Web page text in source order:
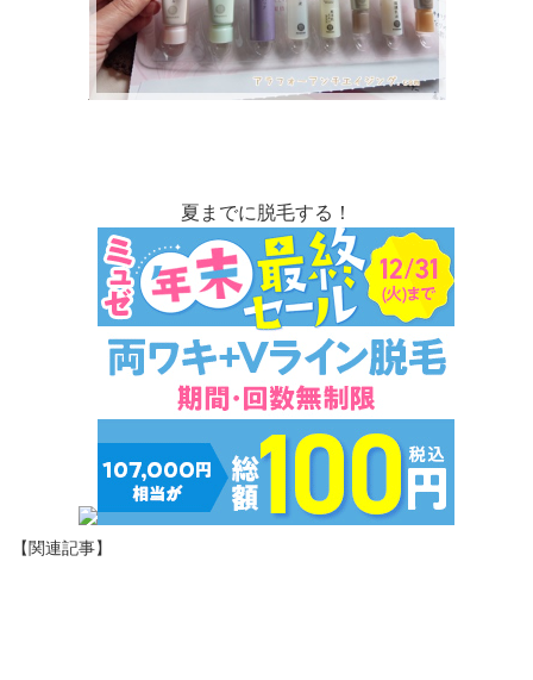
夏までに脱毛する！
【関連記事】